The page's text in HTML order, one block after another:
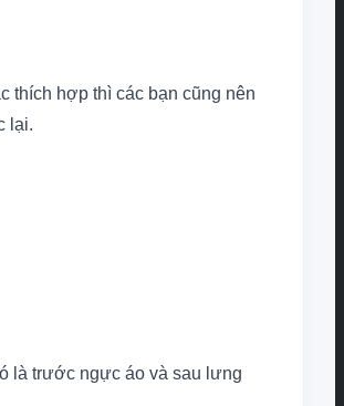
thích hợp thì các bạn cũng nên
lại.
là trước ngực áo và sau lưng